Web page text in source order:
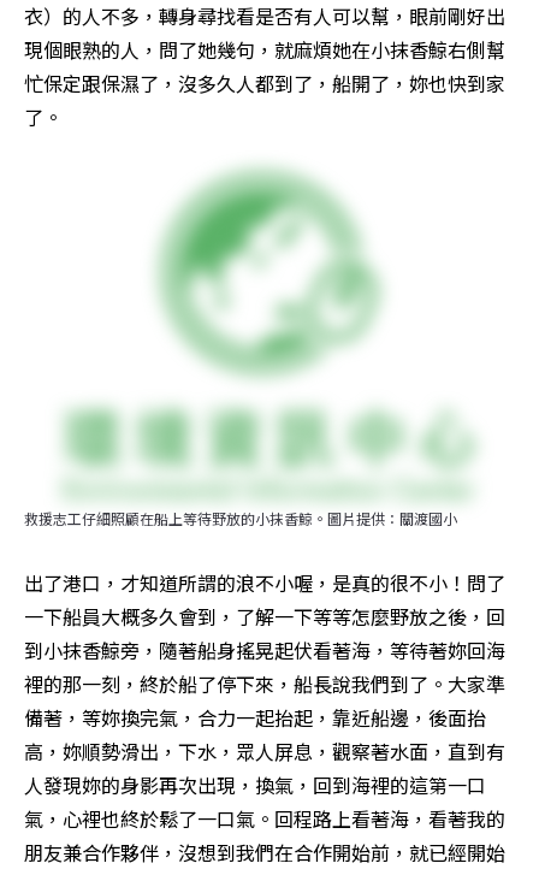
衣）的人不多，轉身尋找看是否有人可以幫，眼前剛好出
現個眼熟的人，問了她幾句，就麻煩她在小抹香鯨右側幫
忙保定跟保濕了，沒多久人都到了，船開了，妳也快到家
了。
救援志工仔細照顧在船上等待野放的小抹香鯨。圖片提供：關渡國小
出了港口，才知道所謂的浪不小喔，是真的很不小！問了
一下船員大概多久會到，了解一下等等怎麼野放之後，回
到小抹香鯨旁，隨著船身搖晃起伏看著海，等待著妳回海
裡的那一刻，終於船了停下來，船長說我們到了。大家準
備著，等妳換完氣，合力一起抬起，靠近船邊，後面抬
高，妳順勢滑出，下水，眾人屏息，觀察著水面，直到有
人發現妳的身影再次出現，換氣，回到海裡的這第一口
氣，心裡也終於鬆了一口氣。回程路上看著海，看著我的
朋友兼合作夥伴，沒想到我們在合作開始前，就已經開始